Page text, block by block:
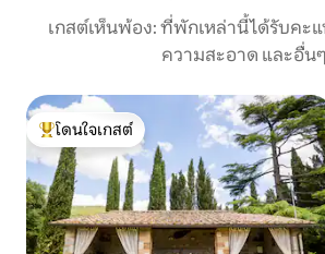
เกสต์เห็นพ้อง: ที่พักเหล่านี้ได้รับคะ
ความสะอาด และอื่นๆ
โดนใจเกสต์ที่สุด
โดนใจเกสต์